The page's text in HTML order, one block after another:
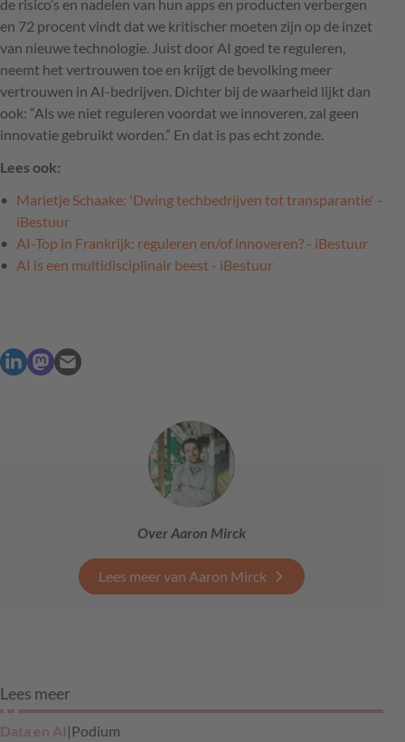
de risico’s en nadelen van hun apps en producten verbergen
en 72 procent vindt dat we kritischer moeten zijn op de inzet
van nieuwe technologie. Juist door AI goed te reguleren,
neemt het vertrouwen toe en krijgt de bevolking meer
vertrouwen in AI-bedrijven. Dichter bij de waarheid lijkt dan
ook: “Als we niet reguleren voordat we innoveren, zal geen
innovatie gebruikt worden.” En dat is pas echt zonde.
Lees ook:
Marietje Schaake: 'Dwing techbedrijven tot transparantie' -
iBestuur
AI-Top in Frankrijk: reguleren en/of innoveren? - iBestuur
AI is een multidisciplinair beest - iBestuur
Over Aaron Mirck
Lees meer van Aaron Mirck
Lees meer
Data en AI |Podium